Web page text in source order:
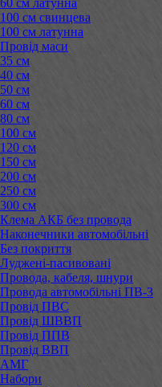
100 см свинцева
100 см латунна
Провід маси
35 см
40 см
50 см
60 см
80 см
100 см
120 см
150 см
200 см
250 см
300 см
Клема АКБ без провода
Наконечники автомобільні
Без покриття
Луджені-пасивовані
Провода, кабеля, шнури
Провода автомобільні ПВ-3
Провід ПВС
Провід ШВВП
Провід ППВ
Провід ВВП
АМГ
Набори